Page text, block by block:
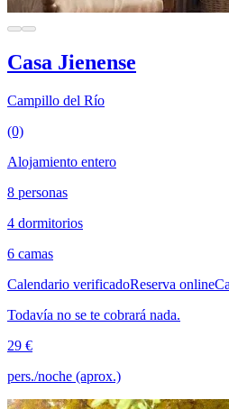
Casa Jienense
Campillo del Río
(0)
Alojamiento entero
8 personas
4 dormitorios
6 camas
Calendario verificadoReserva online
Todavía no se te cobrará nada.
29 €
pers./noche (aprox.)